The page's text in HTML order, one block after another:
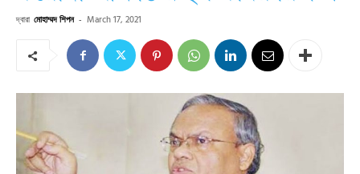
দ্বারা মোহাম্মদ শিপন - March 17, 2021